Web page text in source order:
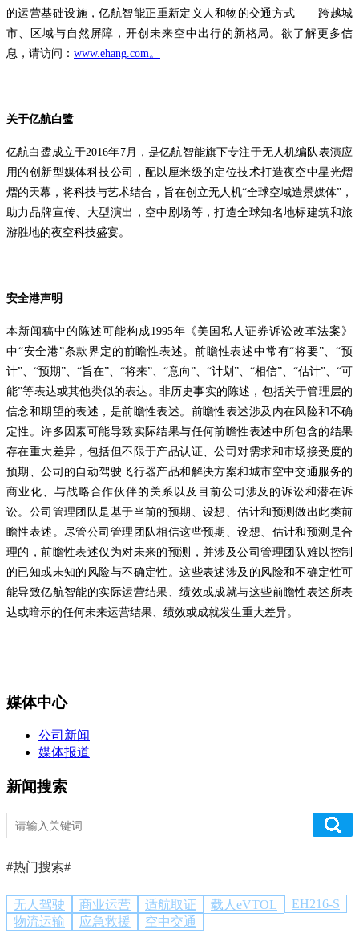
的运营基础设施，亿航智能正重新定义人和物的交通方式——跨越城
市、区域与自然屏障，开创未来空中出行的新格局。欲了解更多信
息，请访问： www.ehang.com。
关于亿航白鹭
亿航白鹭成立于2016年7月，是亿航智能旗下专注于无人机编队表演应
用的创新型媒体科技公司，配以厘米级的定位技术打造夜空中星光熠
熠的天幕，将科技与艺术结合，旨在创立无人机“全球空域造景媒体”，
助力品牌宣传、大型演出，空中剧场等，打造全球知名地标建筑和旅
游胜地的夜空科技盛宴。
安全港声明
本新闻稿中的陈述可能构成1995年《美国私人证券诉讼改革法案》
中“安全港”条款界定的前瞻性表述。前瞻性表述中常有“将要”、“预
计”、“预期”、“旨在”、“将来”、“意向”、“计划”、“相信”、“估计”、“可
能”等表达或其他类似的表达。非历史事实的陈述，包括关于管理层的
信念和期望的表述，是前瞻性表述。前瞻性表述涉及内在风险和不确
定性。许多因素可能导致实际结果与任何前瞻性表述中所包含的结果
存在重大差异，包括但不限于产品认证、公司对需求和市场接受度的
预期、公司的自动驾驶飞行器产品和解决方案和城市空中交通服务的
商业化、与战略合作伙伴的关系以及目前公司涉及的诉讼和潜在诉
讼。公司管理团队是基于当前的预期、设想、估计和预测做出此类前
瞻性表述。尽管公司管理团队相信这些预期、设想、估计和预测是合
理的，前瞻性表述仅为对未来的预测，并涉及公司管理团队难以控制
的已知或未知的风险与不确定性。这些表述涉及的风险和不确定性可
能导致亿航智能的实际运营结果、绩效或成就与这些前瞻性表述所表
达或暗示的任何未来运营结果、绩效或成就发生重大差异。
媒体中心
公司新闻
媒体报道
新闻搜索
#热门搜索#
无人驾驶 商业运营 适航取证 载人eVTOL
EH216-S
物流运输
应急救援 空中交通